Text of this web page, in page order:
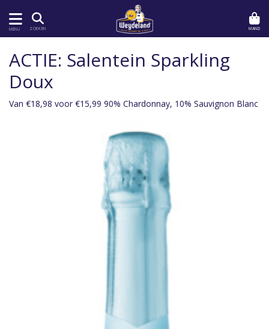
MENU ZOEKEN MAND
ACTIE: Salentein Sparkling
Doux
Van €18,98 voor €15,99 90% Chardonnay, 10% Sauvignon Blanc